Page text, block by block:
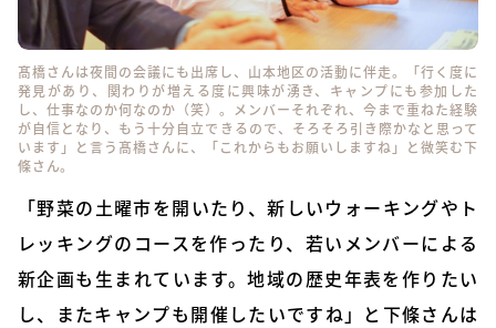
髙橋さんは夜間の会議にも出席し、山本地区の活動に伴走。「行く度に
発見があり、関わりが増える度に興味が湧き、キャンプにも参加した
し、仕事なのか何なのか（笑）。メンバーそれぞれ、今まで重ねた経験
が自信となり、もう十分自立できるので、そろそろ引き際かなと思って
います」と言う髙橋さんに、「これからもお願いしますね」と微笑む下
條さん。
「野菜の土曜市を開いたり、新しいウォーキングやト
レッキングのコースを作ったり、若いメンバーによる
新企画も生まれています。地域の歴史年表を作りたい
し、またキャンプも開催したいですね」と下條さんは